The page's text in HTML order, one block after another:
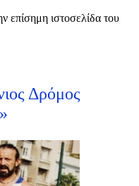
επίσημη ιστοσελίδα του
Δρόμος